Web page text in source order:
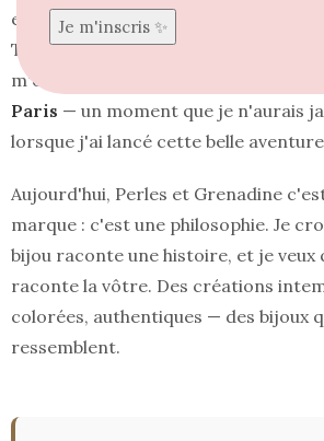
est devenu une véritable aventure
Trois ans plus tard, mes petites
m'ont menée aux
Paris — un moment que je n'aurais
lorsque j'ai lancé cette belle
Aujourd'hui, Perles et Grenadine
marque : c'est une philosophie. Je
bijou raconte une histoire, et je veux
raconte la vôtre. Des créations
colorées, authentiques — des bijoux
ressemblent.